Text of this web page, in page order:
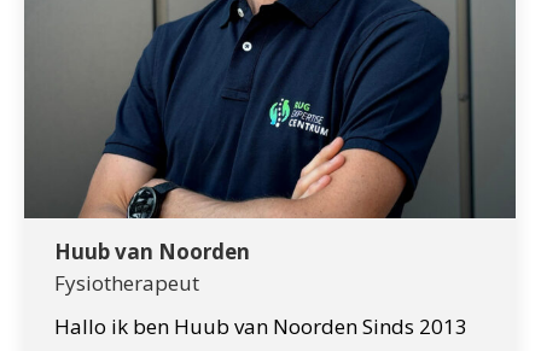
Huub van Noorden
Fysiotherapeut
Hallo ik ben Huub van Noorden Sinds 2013